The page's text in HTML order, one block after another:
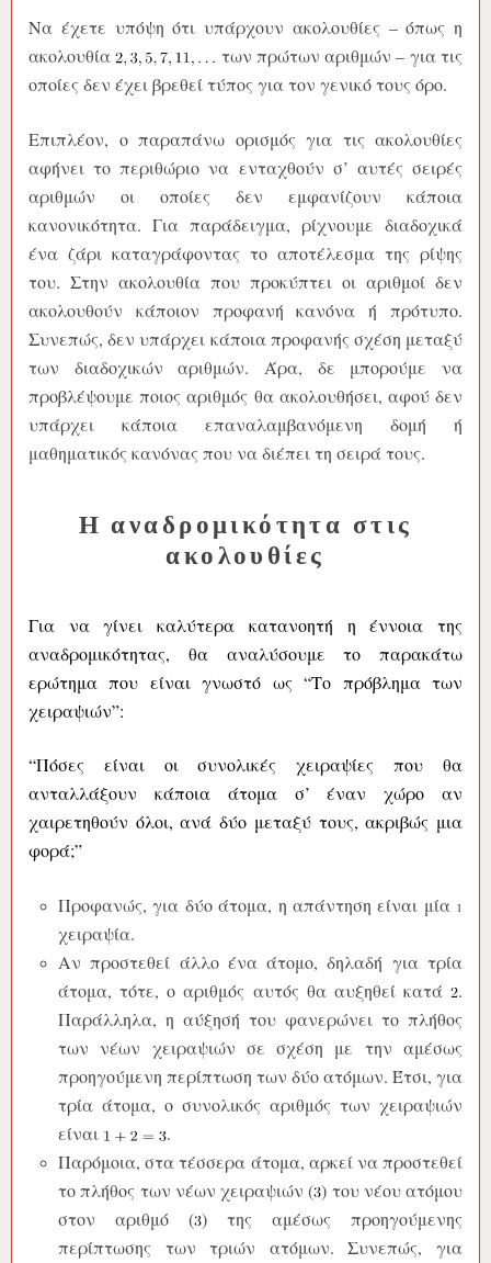
Να έχετε υπόψη ότι υπάρχουν ακολουθίες – όπως η
ακολουθία
των πρώτων αριθμών – για τις
οποίες δεν έχει βρεθεί τύπος για τον γενικό τους όρο.
Επιπλέον, ο παραπάνω ορισμός για τις ακολουθίες
αφήνει το περιθώριο να ενταχθούν σ’ αυτές σειρές
αριθμών οι οποίες δεν εμφανίζουν κάποια
κανονικότητα. Για παράδειγμα, ρίχνουμε διαδοχικά
ένα ζάρι καταγράφοντας το αποτέλεσμα της ρίψης
του. Στην ακολουθία που προκύπτει οι αριθμοί δεν
ακολουθούν κάποιον προφανή κανόνα ή πρότυπο.
Συνεπώς, δεν υπάρχει κάποια προφανής σχέση μεταξύ
των διαδοχικών αριθμών. Άρα, δε μπορούμε να
προβλέψουμε ποιος αριθμός θα ακολουθήσει, αφού δεν
υπάρχει κάποια επαναλαμβανόμενη δομή ή
μαθηματικός κανόνας που να διέπει τη σειρά τους.
Η αναδρομικότητα στις
ακολουθίες
Για να γίνει καλύτερα κατανοητή η έννοια της
αναδρομικότητας, θα αναλύσουμε το παρακάτω
ερώτημα που είναι γνωστό ως “Το πρόβλημα των
χειραψιών”:
“Πόσες είναι οι συνολικές χειραψίες που θα
ανταλλάξουν κάποια άτομα σ’ έναν χώρο αν
χαιρετηθούν όλοι, ανά δύο μεταξύ τους, ακριβώς μια
φορά;”
Προφανώς, για δύο άτομα, η απάντηση είναι μία
χειραψία.
Αν προστεθεί άλλο ένα άτομο, δηλαδή για τρία
άτομα, τότε, ο αριθμός αυτός θα αυξηθεί κατά
.
Παράλληλα, η αύξησή του φανερώνει το πλήθος
των νέων χειραψιών σε σχέση με την αμέσως
προηγούμενη περίπτωση των δύο ατόμων. Έτσι, για
τρία άτομα, ο συνολικός αριθμός των χειραψιών
είναι
.
Παρόμοια, στα τέσσερα άτομα, αρκεί να προστεθεί
το πλήθος των νέων χειραψιών ( ) του νέου ατόμου
στον αριθμό ( ) της αμέσως προηγούμενης
περίπτωσης των τριών ατόμων. Συνεπώς, για